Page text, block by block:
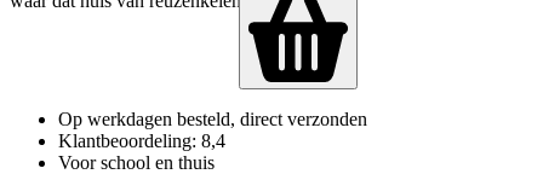
Op werkdagen besteld, direct verzonden
Klantbeoordeling: 8,4
Voor school en thuis